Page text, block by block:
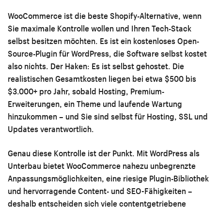
WooCommerce ist die beste Shopify-Alternative, wenn
Sie maximale Kontrolle wollen und Ihren Tech-Stack
selbst besitzen möchten. Es ist ein kostenloses Open-
Source-Plugin für WordPress, die Software selbst kostet
also nichts. Der Haken: Es ist selbst gehostet. Die
realistischen Gesamtkosten liegen bei etwa $500 bis
$3.000+ pro Jahr, sobald Hosting, Premium-
Erweiterungen, ein Theme und laufende Wartung
hinzukommen – und Sie sind selbst für Hosting, SSL und
Updates verantwortlich.
Genau diese Kontrolle ist der Punkt. Mit WordPress als
Unterbau bietet WooCommerce nahezu unbegrenzte
Anpassungsmöglichkeiten, eine riesige Plugin-Bibliothek
und hervorragende Content- und SEO-Fähigkeiten –
deshalb entscheiden sich viele contentgetriebene